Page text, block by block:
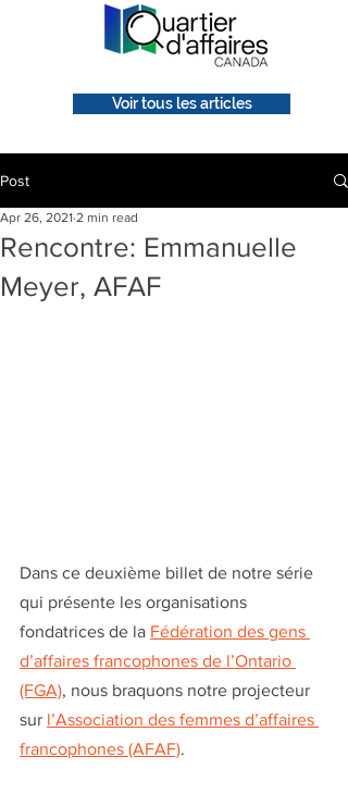
Voir tous les articles
Post
Rencontre: Emmanuelle
Meyer, AFAF
Apr 26, 2021 2 min read
Dans ce deuxième billet de notre série
qui présente les organisations
fondatrices de la Fédération des gens
d’affaires francophones de l’Ontario
(FGA), nous braquons notre projecteur
sur l’Association des femmes d’affaires
francophones (AFAF).